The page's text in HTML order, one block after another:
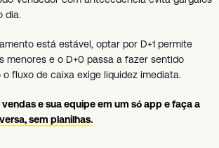
dia.
está estável, optar por D+1 permite
menores e o D+0 passa a fazer sentido
fluxo de caixa exige liquidez imediata.
e sua equipe em um só appe faça a
sem planilhas.